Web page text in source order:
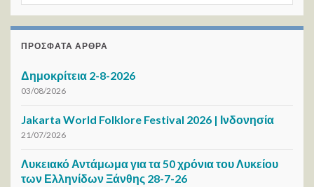
ΠΡΌΣΦΑΤΑ ΆΡΘΡΑ
Δημοκρίτεια 2-8-2026
03/08/2026
Jakarta World Folklore Festival 2026 | Ινδονησία
21/07/2026
Λυκειακό Αντάμωμα για τα 50 χρόνια του Λυκείου
των Ελληνίδων Ξάνθης 28-7-26